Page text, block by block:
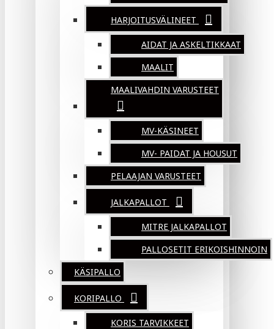
HARJOITUSVÄLINEET
AIDAT JA ASKELTIKKAAT
MAALIT
MAALIVAHDIN VARUSTEET
MV-KÄSINEET
MV- PAIDAT JA HOUSUT
PELAAJAN VARUSTEET
JALKAPALLOT
MITRE JALKAPALLOT
PALLOSETIT ERIKOISHINNOIN
KÄSIPALLO
KORIPALLO
KORIS TARVIKKEET